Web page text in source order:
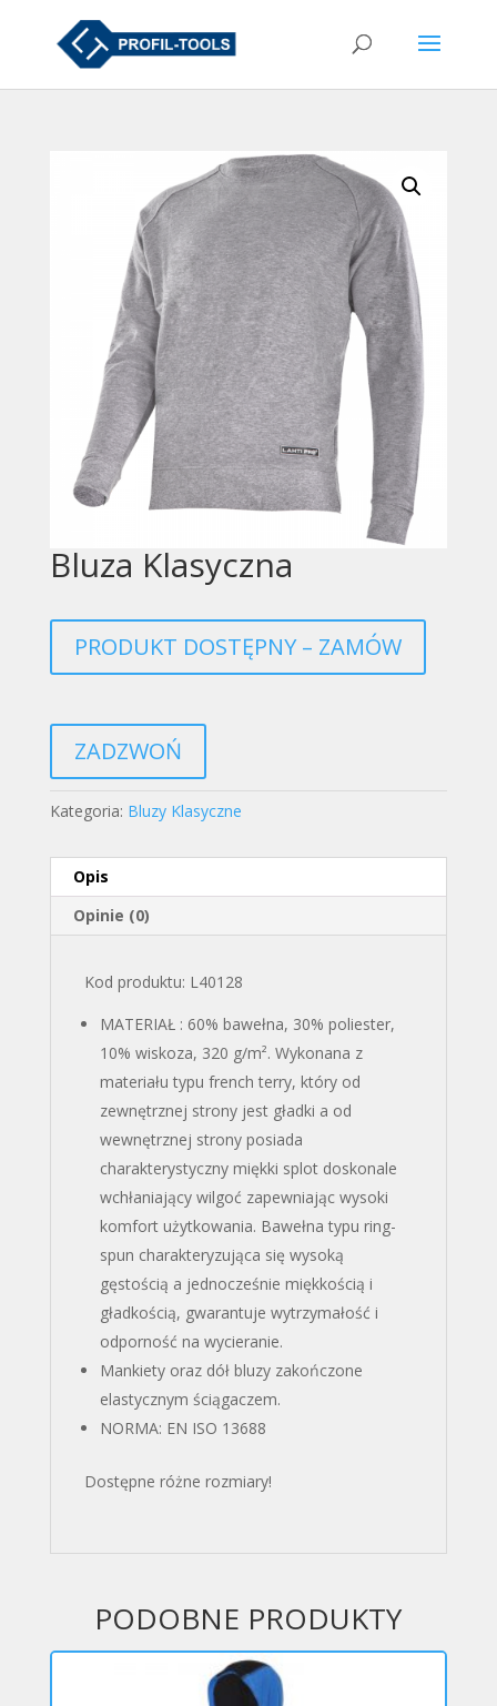
Bluza Klasyczna
PRODUKT DOSTĘPNY – ZAMÓW
ZADZWOŃ
Kategoria: Bluzy Klasyczne
Opis
Opinie (0)
Kod produktu: L40128
MATERIAŁ : 60% bawełna, 30% poliester,
10% wiskoza, 320 g/m². Wykonana z
materiału typu french terry, który od
zewnętrznej strony jest gładki a od
wewnętrznej strony posiada
charakterystyczny miękki splot doskonale
wchłaniający wilgoć zapewniając wysoki
komfort użytkowania. Bawełna typu ring-
spun charakteryzująca się wysoką
gęstością a jednocześnie miękkością i
gładkością, gwarantuje wytrzymałość i
odporność na wycieranie.
Mankiety oraz dół bluzy zakończone
elastycznym ściągaczem.
NORMA: EN ISO 13688
Dostępne różne rozmiary!
PODOBNE PRODUKTY